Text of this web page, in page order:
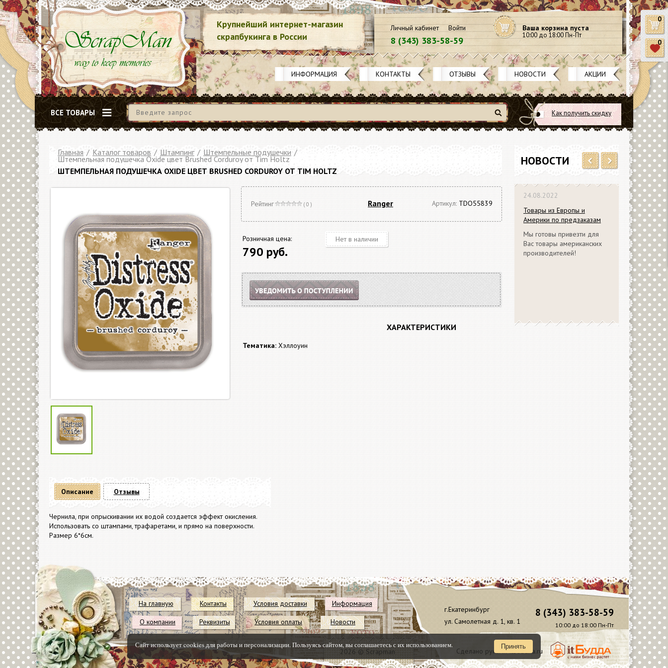
Ваша корзина пуста
10:00 до 18:00 Пн-Пт
Личный кабинет Войти
8 (343) 383-58-59
Крупнейший интернет-магазин
скрапбукинга в России
ИНФОРМАЦИЯ КОНТАКТЫ ОТЗЫВЫ НОВОСТИ АКЦИИ
Как получить скидку
Найти
ВСЕ ТОВАРЫ
НОВОСТИ
24.08.2022
Товары из Европы и
Америки по предзаказам
Мы готовы привезти для
Вас товары американских
производителей!
Главная / Каталог товаров / Штампинг / Штемпельные подушечки /
Штемпельная подушечка Oxide цвет Brushed Corduroy от Tim Holtz
ШТЕМПЕЛЬНАЯ ПОДУШЕЧКА OXIDE ЦВЕТ BRUSHED CORDUROY ОТ TIM HOLTZ
Ranger
Рейтинг ( 0 ) Артикул: TDO55839
Розничная цена:
790 руб.
Нет в наличии
ХАРАКТЕРИСТИКИ
Тематика: Хэллоуин
Описание
Чернила, при опрыскивании их водой создается эффект окисления.
Использовать со штампами, трафаретами, и прямо на поверхности.
Размер 6*6см.
Отзывы
8 (343) 383-58-59
10:00 до 18:00 Пн-Пт
г.Екатеринбург
ул. Самолетная д. 1, кв. 1
Сделано руками Itbuddha.ru
2026 © Scrapman
На главную Контакты Условия доставки Информация
О компании Реквизиты Условия оплаты Новости
0
0
Сайт использует cookies для работы и персонализации. Пользуясь сайтом, вы соглашаетесь с их использованием. Принять